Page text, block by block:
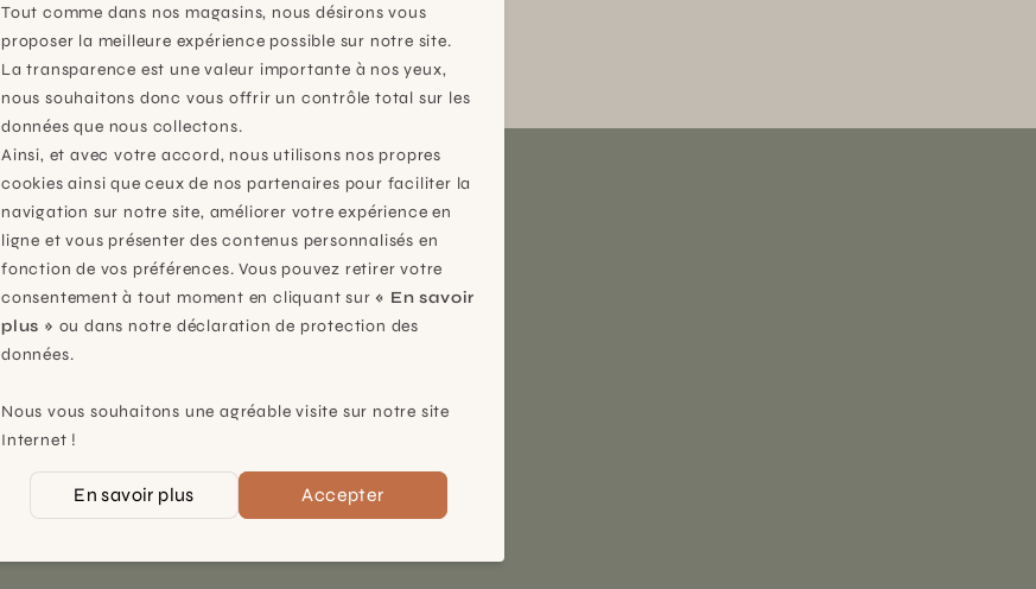
Plan-les-Ouates
Chemin des Charrotons 25
Suisse
Tout comme dans nos magasins, nous désirons vous
proposer la meilleure expérience possible sur notre site.
La transparence est une valeur importante à nos yeux,
nous souhaitons donc vous offrir un contrôle total sur les
données que nous collectons.
Ainsi, et avec votre accord, nous utilisons nos propres
cookies ainsi que ceux de nos partenaires pour faciliter la
navigation sur notre site, améliorer votre expérience en
ligne et vous présenter des contenus personnalisés en
fonction de vos préférences. Vous pouvez retirer votre
consentement à tout moment en cliquant sur « En savoir
plus » ou dans notre déclaration de protection des
données.
Nous vous souhaitons une agréable visite sur notre site
Internet !
En savoir plus Accepter